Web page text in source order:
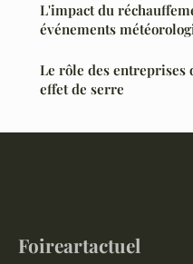
L'impact du
événements
Le rôle des entreprises
effet de serre
Foireartactuel